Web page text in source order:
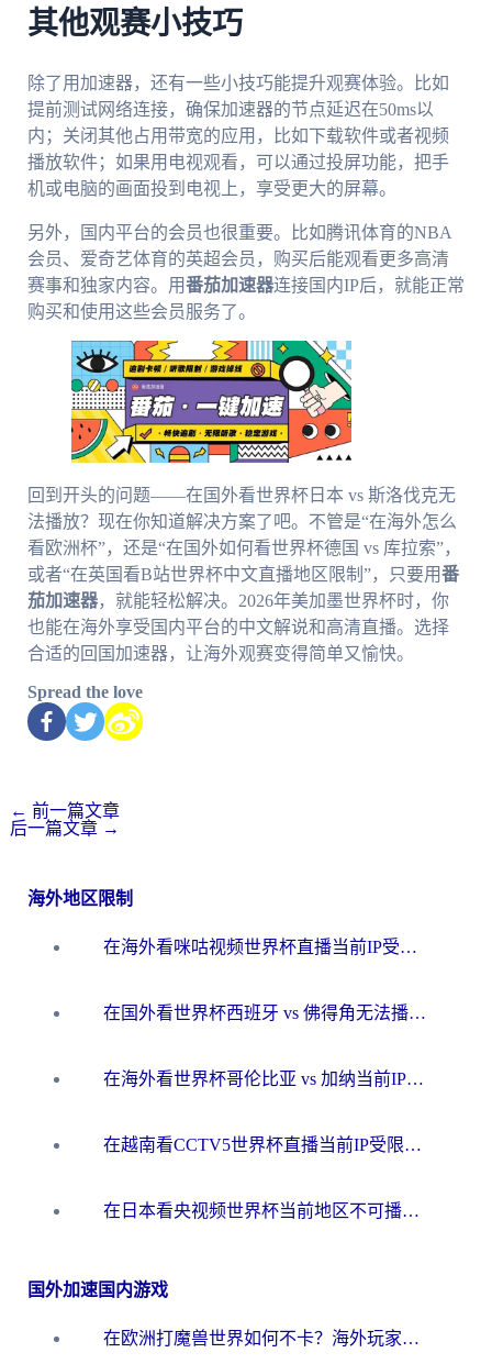
其他观赛小技巧
除了用加速器，还有一些小技巧能提升观赛体验。比如
提前测试网络连接，确保加速器的节点延迟在50ms以
内；关闭其他占用带宽的应用，比如下载软件或者视频
播放软件；如果用电视观看，可以通过投屏功能，把手
机或电脑的画面投到电视上，享受更大的屏幕。
另外，国内平台的会员也很重要。比如腾讯体育的NBA
会员、爱奇艺体育的英超会员，购买后能观看更多高清
赛事和独家内容。用番茄加速器连接国内IP后，就能正常
购买和使用这些会员服务了。
回到开头的问题——在国外看世界杯日本 vs 斯洛伐克无
法播放？现在你知道解决方案了吧。不管是“在海外怎么
看欧洲杯”，还是“在国外如何看世界杯德国 vs 库拉索”，
或者“在英国看B站世界杯中文直播地区限制”，只要用番
茄加速器，就能轻松解决。2026年美加墨世界杯时，你
也能在海外享受国内平台的中文解说和高清直播。选择
合适的回国加速器，让海外观赛变得简单又愉快。
Spread the love
← 前一篇文章
后一篇文章 →
海外地区限制
在海外看咪咕视频世界杯直播当前IP受限制？这篇指南帮你搞定所有体育赛事观看难题
在国外看世界杯西班牙 vs 佛得角无法播放？这篇指南帮你解锁所有中文体育直播
在海外看世界杯哥伦比亚 vs 加纳当前IP受限制？这篇指南帮你流畅看中文解说赛事
在越南看CCTV5世界杯直播当前IP受限制？海外党体育观赛终极指南来了
在日本看央视频世界杯当前地区不可播放？海外党体育观赛终极指南
国外加速国内游戏
在欧洲打魔兽世界如何不卡？海外玩家的国服游戏加速终极攻略